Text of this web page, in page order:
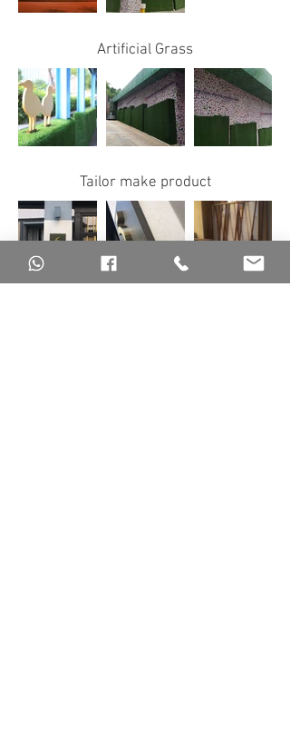
Artificial Grass
Tailor make product